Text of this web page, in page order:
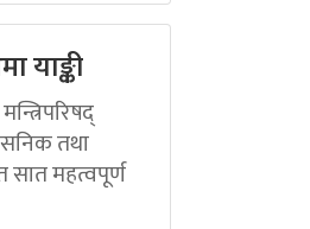
याङ्की
तथा
महत्वपूर्ण